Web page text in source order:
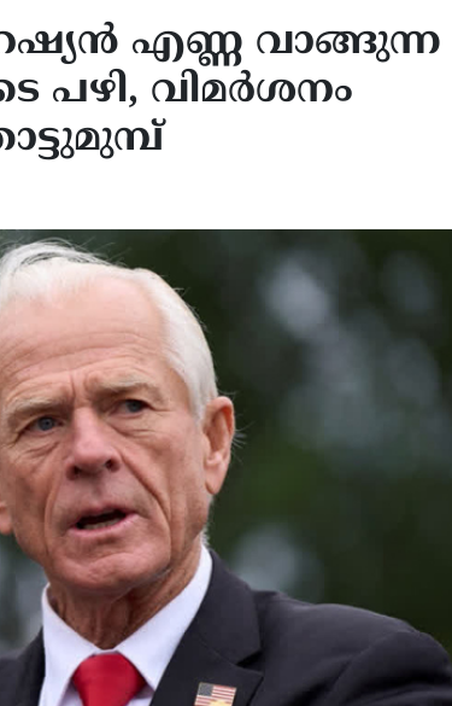
റഷ്യന്‍ എണ്ണ വാങ്ങുന്ന
പഴി, വിമര്‍ശനം
രാജ്യങ്ങൾ തന്നെ
ഇറാന്റെ
ഖാസിം
യുഎസ്-ഇറാൻ യുദ്ധം
അവസാനിച്ചേക്കുമെന്ന്
ചർച്ചകൾ നടക്കുന്നെന്ന
അവകാശവാദം തള്ളി